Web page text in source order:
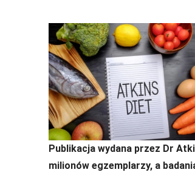
Publikacja wydana przez Dr
milionów egzemplarzy, a